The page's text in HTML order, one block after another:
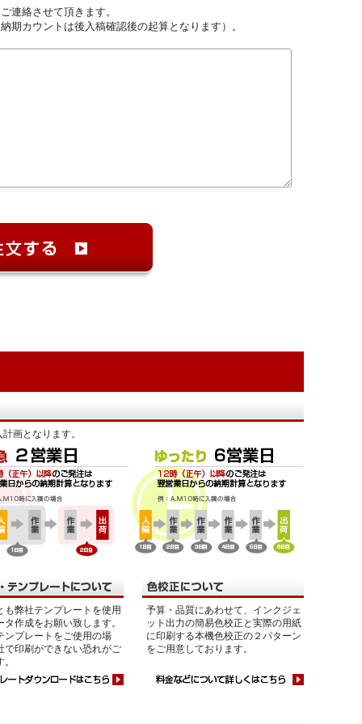
連絡させて頂きます。
期カウントは後入稿確認後の起算となります）。
画となります。
も弊社テンプレートを使用
タ作成をお願い致します。
ンプレートをご使用の場
で印刷ができない恐れがご
予算・品質にあわせて、インクジェ
ット出力の簡易色校正と実際の用紙
に印刷する本機色校正の２パターン
をご用意しております。